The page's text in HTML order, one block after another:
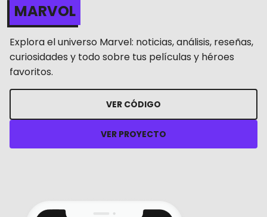
MARVOL
Explora el universo Marvel: noticias, análisis, reseñas,
curiosidades y todo sobre tus películas y héroes
favoritos.
VER CÓDIGO
VER PROYECTO